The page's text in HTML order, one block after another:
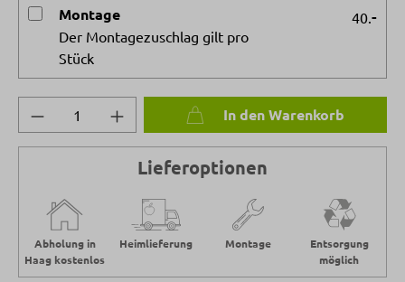
Montage
Der Montagezuschlag gilt pro
Stück
40.-
Produkt Anzahl: Gib den gewünschten
In den Warenkorb
Lieferoptionen
Abholung in
Haag kostenlos
Heimlieferung Montage
Entsorgung
möglich